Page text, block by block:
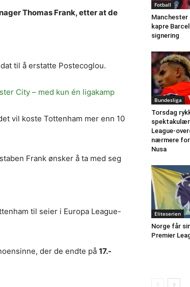
Thomas Frank, etter at de
til å erstatte Postecoglou.
City – med kun én ligakamp
vil koste Tottenham mer enn 10
Frank ønsker å ta med seg
til seier i Europa League-
der de endte på 17.-
Fotball
Manchester
kapre
signering
Bundesliga
Torsdag
League-
nærmere
Nusa
Eliteserien
Norge får
Premier